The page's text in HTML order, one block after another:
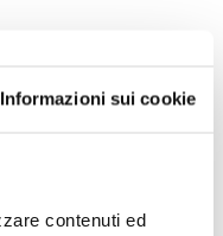
Informazioni sui cookie
contenuti ed
per Alfa mito, il